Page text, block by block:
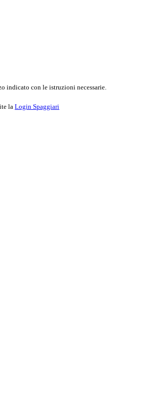
indicato con le istruzioni necessarie.
la Login Spaggiari